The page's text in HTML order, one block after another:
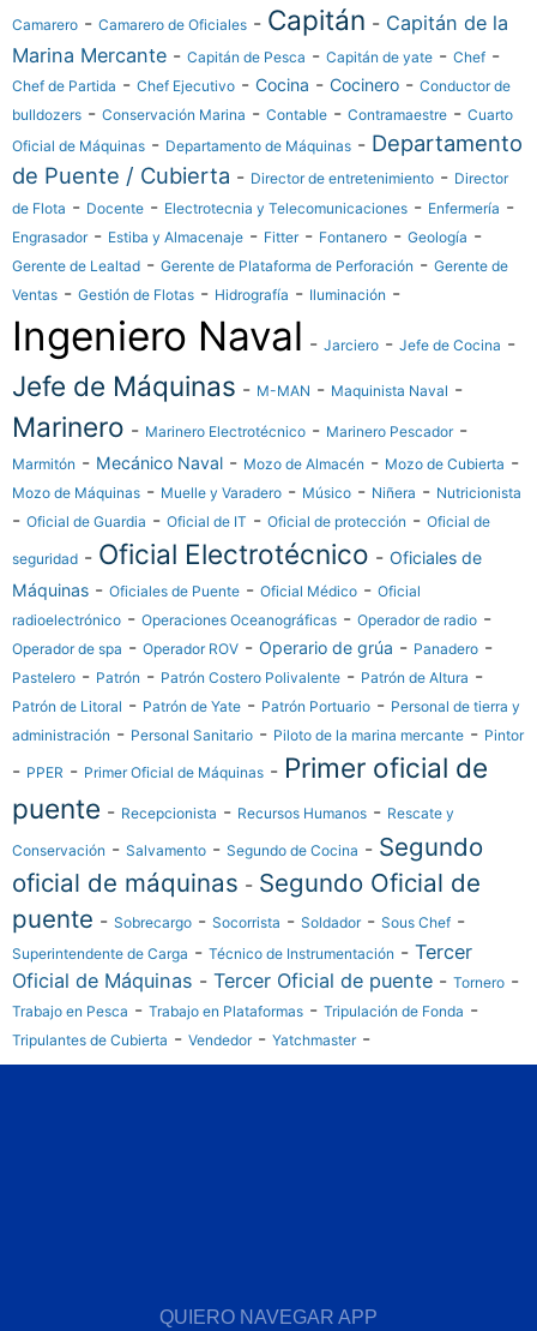
Camarero - Camarero de Oficiales - Capitán - Capitán de la
Marina Mercante - Capitán de Pesca - Capitán de yate - Chef -
Chef de Partida - Chef Ejecutivo - Cocina - Cocinero - Conductor de
bulldozers - Conservación Marina - Contable - Contramaestre - Cuarto
Oficial de Máquinas - Departamento de Máquinas - Departamento
de Puente / Cubierta - Director de entretenimiento - Director
de Flota - Docente - Electrotecnia y Telecomunicaciones - Enfermería -
Engrasador- Estiba y Almacenaje - Fitter- Fontanero - Geología -
Gerente de Lealtad - Gerente de Plataforma de Perforación - Gerente de
Ventas - Gestión de Flotas - Hidrografía - Iluminación -
Ingeniero Naval - Jarciero - Jefe de Cocina -
Jefe de Máquinas - M-MAN - Maquinista Naval -
Marinero - Marinero Electrotécnico - Marinero Pescador-
Marmitón - Mecánico Naval - Mozo de Almacén - Mozo de Cubierta -
Mozo de Máquinas - Muelle y Varadero - Músico - Niñera - Nutricionista
- Oficial de Guardia - Oficial de IT - Oficial de protección - Oficial de
seguridad - Oficial Electrotécnico - Oficiales de
Máquinas - Oficiales de Puente - Oficial Médico - Oficial
radioelectrónico - Operaciones Oceanográficas - Operador de radio -
Operador de spa - Operador ROV - Operario de grúa - Panadero -
Pastelero - Patrón - Patrón Costero Polivalente - Patrón de Altura -
Patrón de Litoral - Patrón de Yate - Patrón Portuario - Personal de tierra y
administración - Personal Sanitario - Piloto de la marina mercante - Pintor
- PPER - Primer Oficial de Máquinas - Primer oficial de
puente - Recepcionista - Recursos Humanos - Rescate y
Conservación - Salvamento - Segundo de Cocina - Segundo
oficial de máquinas - Segundo Oficial de
puente - Sobrecargo - Socorrista - Soldador- Sous Chef -
Superintendente de Carga - Técnico de Instrumentación - Tercer
Oficial de Máquinas - Tercer Oficial de puente - Tornero -
Trabajo en Pesca - Trabajo en Plataformas - Tripulación de Fonda -
Tripulantes de Cubierta - Vendedor- Yatchmaster-
QUIERO NAVEGAR APP